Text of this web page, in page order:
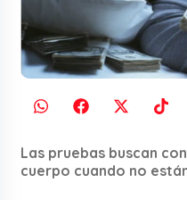
Las pruebas buscan
cuerpo cuando no